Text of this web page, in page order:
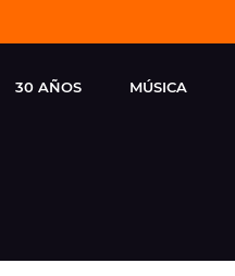
30 AÑOS MÚSICA